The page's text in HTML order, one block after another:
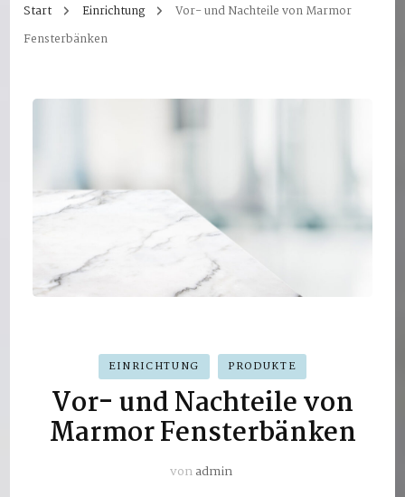
Start Einrichtung
Vor- und Nachteile von Marmor
Fensterbänken
EINRICHTUNG PRODUKTE
Vor- und Nachteile von
Marmor Fensterbänken
vonadmin